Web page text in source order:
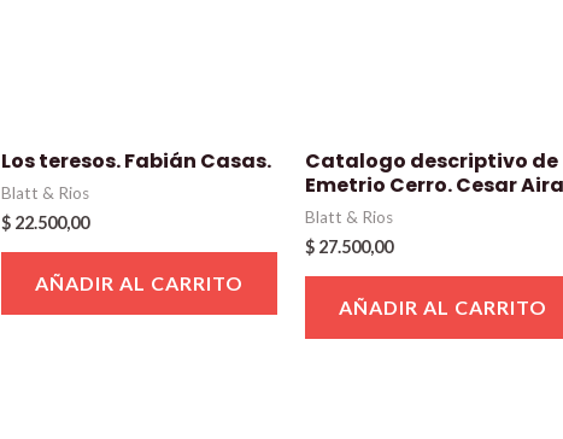
Los teresos. Fabián Casas.
Blatt & Rios
$ 22.500,00
AÑADIR AL CARRITO
Catalogo descriptivo de
Emetrio Cerro. Cesar
Blatt & Rios
$ 27.500,00
AÑADIR AL CARRITO